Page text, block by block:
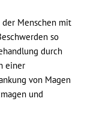
Menschen mit
so
durch
einer
von Magen
und